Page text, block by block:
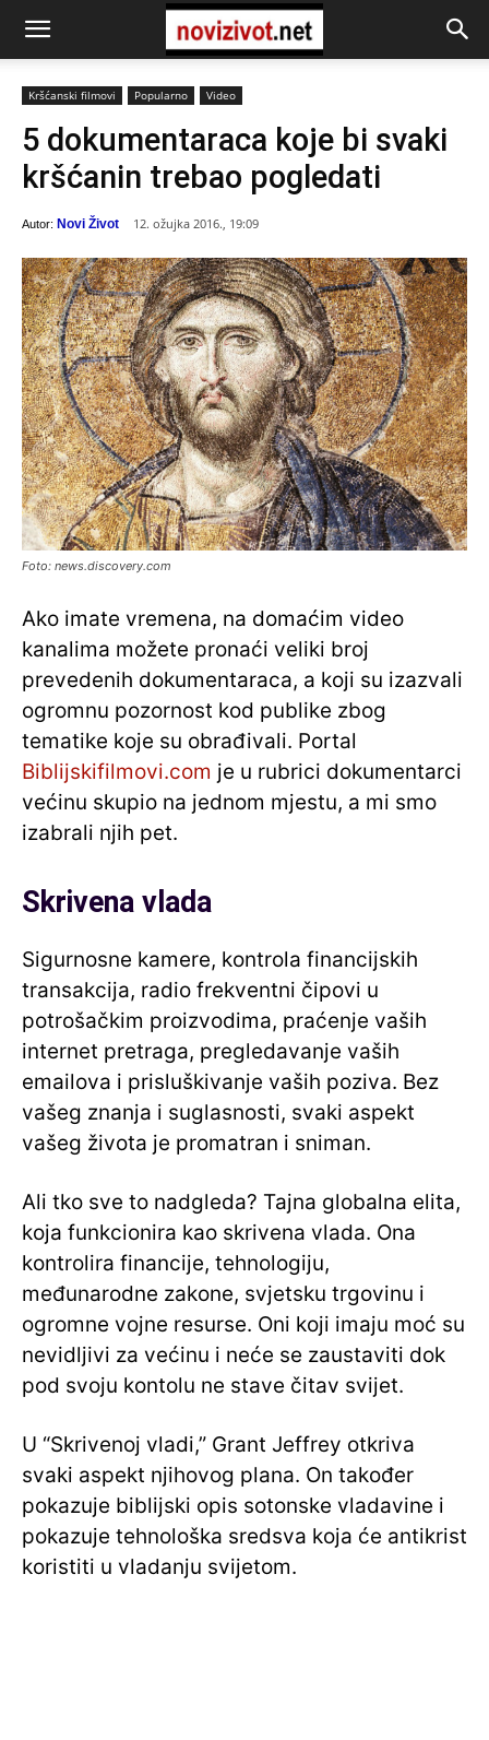
Kršćanski filmovi Popularno Video
5 dokumentaraca koje bi svaki
kršćanin trebao pogledati
Autor: Novi Život 12. ožujka 2016., 19:09
Foto: news.discovery.com
Ako imate vremena, na domaćim video
kanalima možete pronaći veliki broj
prevedenih dokumentaraca, a koji su izazvali
ogromnu pozornost kod publike zbog
tematike koje su obrađivali. Portal
Biblijskifilmovi.com je u rubrici dokumentarci
većinu skupio na jednom mjestu, a mi smo
izabrali njih pet.
Skrivena vlada
Sigurnosne kamere, kontrola financijskih
transakcija, radio frekventni čipovi u
potrošačkim proizvodima, praćenje vaših
internet pretraga, pregledavanje vaših
emailova i prisluškivanje vaših poziva. Bez
vašeg znanja i suglasnosti, svaki aspekt
vašeg života je promatran i sniman.
Ali tko sve to nadgleda? Tajna globalna elita,
koja funkcionira kao skrivena vlada. Ona
kontrolira financije, tehnologiju,
međunarodne zakone, svjetsku trgovinu i
ogromne vojne resurse. Oni koji imaju moć su
nevidljivi za većinu i neće se zaustaviti dok
pod svoju kontolu ne stave čitav svijet.
U “Skrivenoj vladi,” Grant Jeffrey otkriva
svaki aspekt njihovog plana. On također
pokazuje biblijski opis sotonske vladavine i
pokazuje tehnološka sredsva koja će antikrist
koristiti u vladanju svijetom.